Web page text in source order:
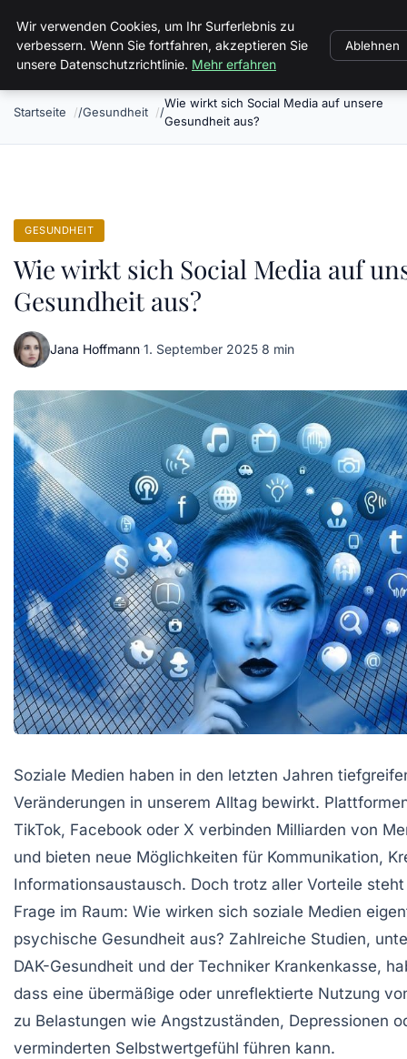
Landkreis Kyffhaeuser
Startseite Gesundheit
Wie wirkt sich Social Media auf unsere
Gesundheit aus?
GESUNDHEIT
Wie wirkt sich Social Media auf
Gesundheit aus?
Jana Hoffmann·1. September 2025·8 min
Soziale Medien haben in den letzten Jahren
Veränderungen in unserem Alltag bewirkt.
TikTok, Facebook oder X verbinden Milliarden von
und bieten neue Möglichkeiten für Kommunikation,
Informationsaustausch. Doch trotz aller Vorteile
Frage im Raum: Wie wirken sich soziale Medien
psychische Gesundheit aus? Zahlreiche Studien,
DAK-Gesundheit und der Techniker Krankenkasse,
dass eine übermäßige oder unreflektierte Nutzung
zu Belastungen wie Angstzuständen, Depressionen
verminderten Selbstwertgefühl führen kann.
Wir verwenden Cookies, um Ihr Surferlebnis zu
verbessern. Wenn Sie fortfahren, akzeptieren Sie
unsere Datenschutzrichtlinie. Mehr erfahren
Ablehnen